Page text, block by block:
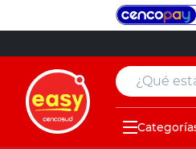
¿Qué estás